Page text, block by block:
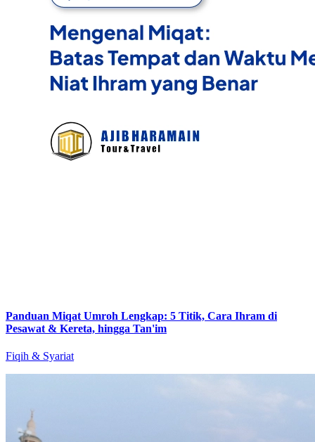
Panduan Miqat Umroh Lengkap: 5 Titik, Cara Ihram di
Pesawat & Kereta, hingga Tan'im
Fiqih & Syariat